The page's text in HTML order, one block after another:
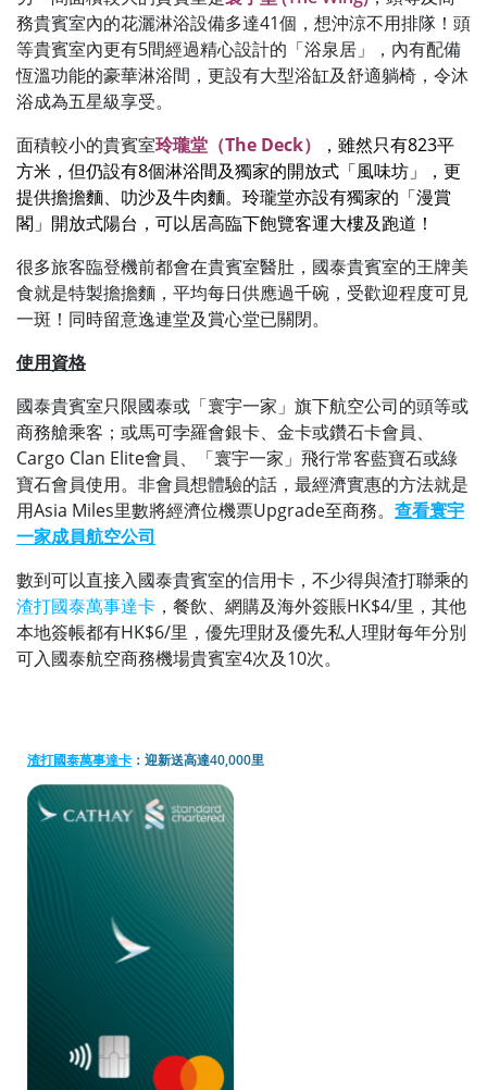
務貴賓室內的花灑淋浴設備多達41個，想沖涼不用排隊！頭
等貴賓室內更有5間經過精心設計的「浴泉居」，內有配備
恆溫功能的豪華淋浴間，更設有大型浴缸及舒適躺椅，令沐
浴成為五星級享受。
面積較小的貴賓室玲瓏堂（The Deck）
，雖然只有823平
方米，但仍設有8個淋浴間及獨家的開放式「風味坊」，更
提供擔擔麵、叻沙及牛肉麵。玲瓏堂亦設有獨家的「漫賞
閣」開放式陽台，可以居高臨下飽覽客運大樓及跑道！
很多旅客臨登機前都會在貴賓室醫肚，國泰貴賓室的王牌美
食就是特製擔擔麵，平均每日供應過千碗，受歡迎程度可見
一斑！同時留意逸連堂及賞心堂已關閉。
使用資格
國泰貴賓室只限國泰或「寰宇一家」旗下航空公司的頭等或
商務艙乘客；或馬可孛羅會銀卡、金卡或鑽石卡會員、
Cargo Clan Elite會員、「寰宇一家」飛行常客藍寶石或綠
寶石會員使用。非會員想體驗的話，最經濟實惠的方法就是
用Asia Miles里數將經濟位機票Upgrade至商務。 查看寰宇
一家成員航空公司
數到可以直接入國泰貴賓室的信用卡，不少得與渣打聯乘的
渣打國泰萬事達卡 ， 餐飲、網購及海外簽賬HK$4/里，其他
本地簽帳都有HK$6/里，優先理財及優先私人理財每年分別
可入國泰航空商務機場貴賓室4次及10次。
渣打國泰萬事達卡 ：迎新送高達40,000里